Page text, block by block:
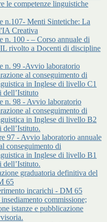
le competenze linguistiche
n.107- Menti Sintetiche: La
Creativa
n. 100 - – Corso annuale di
rivolto a Docenti di discipline
n. 99 -Avvio laboratorio
al conseguimento di
in Inglese di livello C1
dell’Istituto
n. 98 - Avvio laboratorio
al conseguimento di
in Inglese di livello B2
dell’Istituto.
97 - Avvio laboratorio annuale
conseguimento di
in Inglese di livello B1
dell’Istituto.
graduatoria definitiva del
65
incarichi - DM 65
commissione;
istanze e pubblicazione